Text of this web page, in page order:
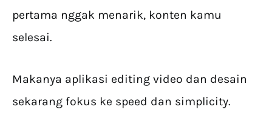
pertama nggak menarik, konten kamu
selesai.
Makanya aplikasi editing video dan desain
sekarang fokus ke speed dan simplicity.